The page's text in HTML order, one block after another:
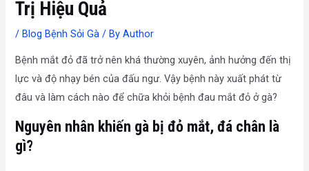
Trị Hiệu Quả
/Blog Bệnh Sỏi Gà / ByAuthor
Bệnh mắt đỏ đã trở nên khá thường xuyên, ảnh hưởng đến thị
lực và độ nhạy bén của đấu ngư. Vậy bệnh này xuất phát từ
đâu và làm cách nào để chữa khỏi bệnh đau mắt đỏ ở gà?
Nguyên nhân khiến gà bị đỏ mắt, đá chân là
gì?